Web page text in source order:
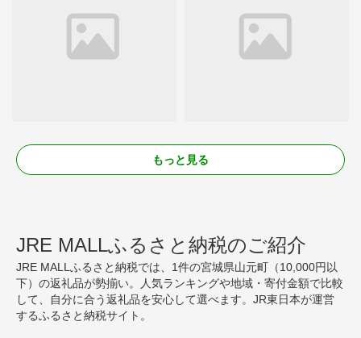
もっと見る
JRE MALLふるさと納税のご紹介
JRE MALLふるさと納税では、1件の宮城県山元町（10,000円以
下）の返礼品が勢揃い。人気ランキングや地域・寄付金額で比較
して、自分に合う返礼品を安心して選べます。JR東日本が運営
するふるさと納税サイト。